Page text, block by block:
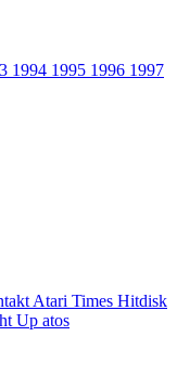
1994 1995 1996 1997
Atari Times Hitdisk
Up atos